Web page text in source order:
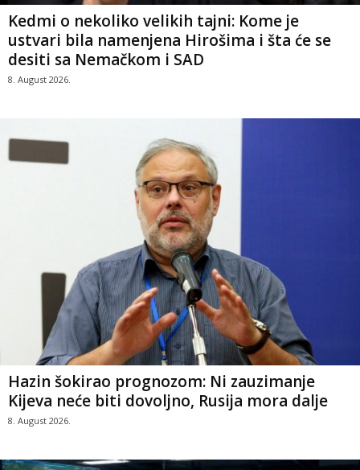
Kedmi o nekoliko velikih tajni: Kome je
ustvari bila namenjena Hirošima i šta će se
desiti sa Nemačkom i SAD
8. August 2026.
Hazin šokirao prognozom: Ni zauzimanje
Kijeva neće biti dovoljno, Rusija mora dalje
8. August 2026.